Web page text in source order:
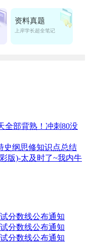
全部背熟！冲刺80没
史纲思修知识点总结
版)-太及时了~我内牛
分数线公布通知
分数线公布通知
分数线公布通知